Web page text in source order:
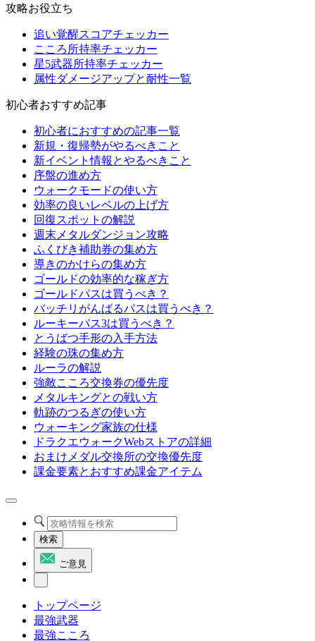
攻略お役立ち
追い覚醒スコアチェッカー
こころ所持率チェッカー
星5武器所持率チェッカー
属性ダメージアップと耐性一覧
初心者おすすめ記事
初心者におすすめの記事一覧
新規・復帰勢がやるべきこと
新イベント情報とやるべきこと
序盤の進め方
ウォークモードの使い方
効率の良いレベルの上げ方
回復スポットの解説
週末メタルダンジョン攻略
ふくびき補助券の集め方
導きのかけらの集め方
ゴールドの効率的な稼ぎ方
ゴールドパスは買うべき？
バッチリがんばるパスは買うべき？
ルーキーパス3は買うべき？
とうばつ手形の入手方法
経験の珠の集め方
ルーラの解説
強敵こころ交換券の優先度
メタルキングとの戦い方
軌跡のつるぎの使い方
ウォーキング家族の仕様
ドラクエウォークWebストアの詳細
おまけメダル交換所の交換優先度
課金要素とおすすめ課金アイテム
検索
ご意見
トップページ
最強武器
最強こころ